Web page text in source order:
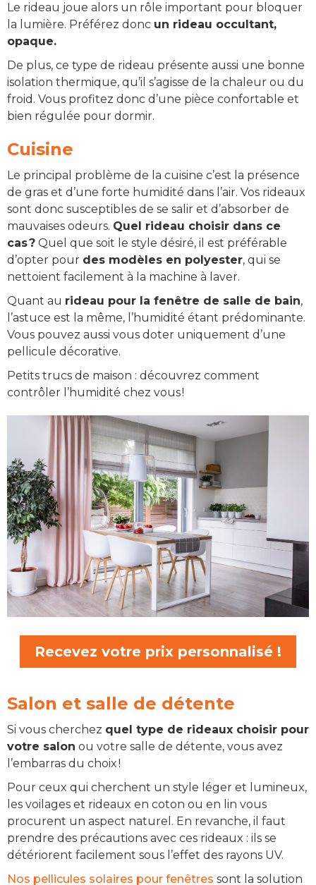
Le rideau joue alors un rôle important pour bloquer
la lumière. Préférez donc un rideau occultant,
opaque.
De plus, ce type de rideau présente aussi une bonne
isolation thermique, qu’il s’agisse de la chaleur ou du
froid. Vous profitez donc d’une pièce confortable et
bien régulée pour dormir.
Cuisine
Le principal problème de la cuisine c’est la présence
de gras et d’une forte humidité dans l’air. Vos rideaux
sont donc susceptibles de se salir et d’absorber de
mauvaises odeurs. Quel rideau choisir dans ce
cas ? Quel que soit le style désiré, il est préférable
d’opter pour des modèles en polyester, qui se
nettoient facilement à la machine à laver.
Quant au rideau pour la fenêtre de salle de bain,
l’astuce est la même, l’humidité étant prédominante.
Vous pouvez aussi vous doter uniquement d’une
pellicule décorative.
Petits trucs de maison : découvrez comment
contrôler l’humidité chez vous !
Recevez votre prix personnalisé !
Salon et salle de détente
Si vous cherchez quel type de rideaux choisir pour
votre salon ou votre salle de détente, vous avez
l’embarras du choix !
Pour ceux qui cherchent un style léger et lumineux,
les voilages et rideaux en coton ou en lin vous
procurent un aspect naturel. En revanche, il faut
prendre des précautions avec ces rideaux : ils se
détériorent facilement sous l’effet des rayons UV.
Nos pellicules solaires pour fenêtres sont la solution